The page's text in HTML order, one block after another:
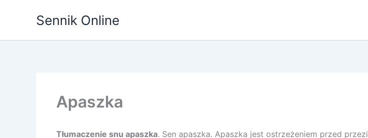
Sennik Online
Apaszka
Tłumaczenie snu apaszka. Sen apaszka. Apaszka jest ostrzeżeniem przed